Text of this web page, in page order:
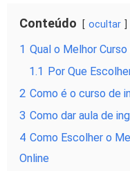
Conteúdo ocultar
1 Qual o Melhor
1.1 Por Que
2 Como é o curso de
3 Como dar aula de
4 Como Escolher o
Online